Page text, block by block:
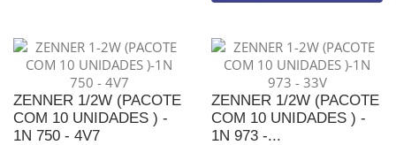
ZENNER 1/2W (PACOTE
COM 10 UNIDADES ) -
1N 750 - 4V7
ZENNER 1/2W (PACOTE
COM 10 UNIDADES ) -
1N 973 -...